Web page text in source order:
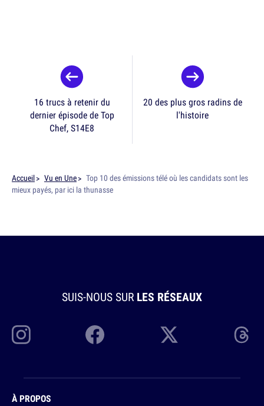
16 trucs à retenir du
dernier épisode de Top
Chef, S14E8
20 des plus gros radins de
l'histoire
Accueil Vu en Une
Top 10 des émissions télé où les candidats sont les
mieux payés, par ici la thunasse
SUIS-NOUS SUR LES RÉSEAUX
À PROPOS